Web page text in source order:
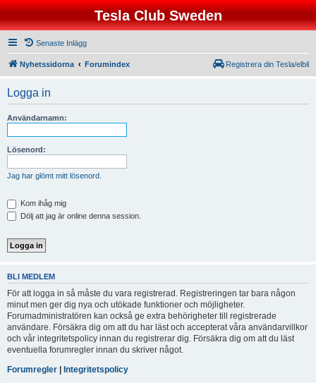
Tesla Club Sweden
Senaste Inlägg
Nyhetssidorna Forumindex Registrera din Tesla/elbil
Logga in
Användarnamn:
Lösenord:
Jag har glömt mitt lösenord.
Kom ihåg mig
Dölj att jag är online denna session.
BLI MEDLEM
För att logga in så måste du vara registrerad. Registreringen tar bara någon
minut men ger dig nya och utökade funktioner och möjligheter.
Forumadministratören kan också ge extra behörigheter till registrerade
användare. Försäkra dig om att du har läst och accepterat våra användarvillkor
och vår integritetspolicy innan du registrerar dig. Försäkra dig om att du läst
eventuella forumregler innan du skriver något.
Forumregler | Integritetspolicy